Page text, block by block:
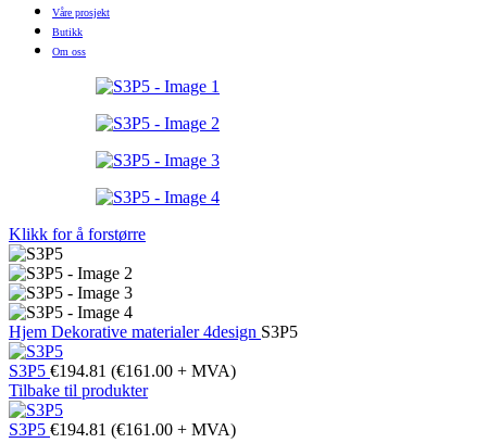
Våre prosjekt
Butikk
Om oss
Klikk for å forstørre
Hjem Dekorative materialer4design S3P5
S3P5 €194.81 (€161.00 + MVA)
Tilbake til produkter
S3P5 €194.81 (€161.00 + MVA)